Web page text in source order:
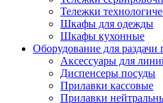
Тележки
Шкафы для одежды
Шкафы кухонные
Оборудование для
Аксессуары для
Диспенсеры посуды
Прилавки кассовые
Прилавки